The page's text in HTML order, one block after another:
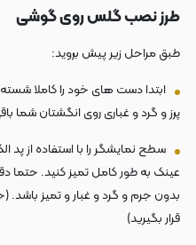
طرز نصب گلسروی گوشی
طبق مراحل زیر پیش بروید:
ابتدا دست های خود را کاملا
پرز و گرد و غباری روی انگشتان شما
سطح نمایشگر را با استفاده از پد
عینک به طور کامل تمیز کنید. حتما
بدون جرم و گرد و غبار و تمیز باشد.
قرار بگیرید)